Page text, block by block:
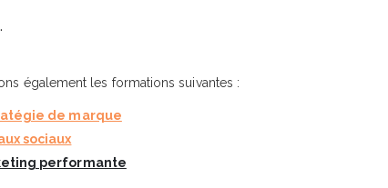
également les formations suivantes :
de marque
sociaux
performante